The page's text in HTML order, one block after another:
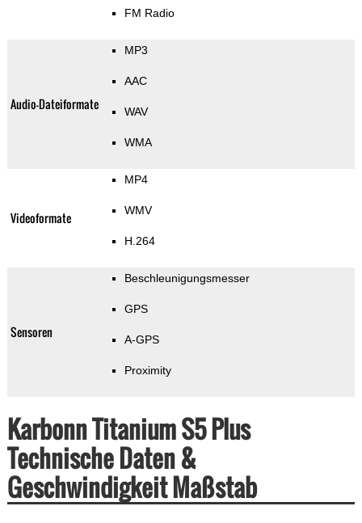
FM Radio
Audio-Dateiformate
MP3
AAC
WAV
WMA
Videoformate
MP4
WMV
H.264
Sensoren
Beschleunigungsmesser
GPS
A-GPS
Proximity
Karbonn Titanium S5 Plus
Technische Daten &
Geschwindigkeit Maßstab